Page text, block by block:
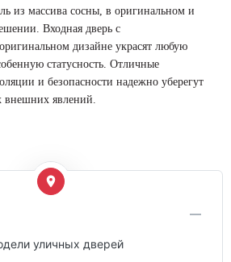
из массива сосны, в оригинальном и
Входная дверь с
дизайне украсят любую
статусность. Отличные
и безопасности надежно уберегут
внешних явлений.
уличных дверей